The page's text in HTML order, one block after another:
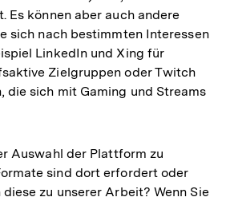
Es können aber auch andere
sich nach bestimmten Interessen
LinkedIn und Xing für
Zielgruppen oder Twitch
die sich mit Gaming und Streams
Auswahl der Plattform zu
sind dort erfordert oder
zu unserer Arbeit? Wenn Sie